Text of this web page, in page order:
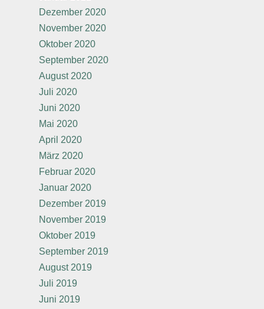
Dezember 2020
November 2020
Oktober 2020
September 2020
August 2020
Juli 2020
Juni 2020
Mai 2020
April 2020
März 2020
Februar 2020
Januar 2020
Dezember 2019
November 2019
Oktober 2019
September 2019
August 2019
Juli 2019
Juni 2019